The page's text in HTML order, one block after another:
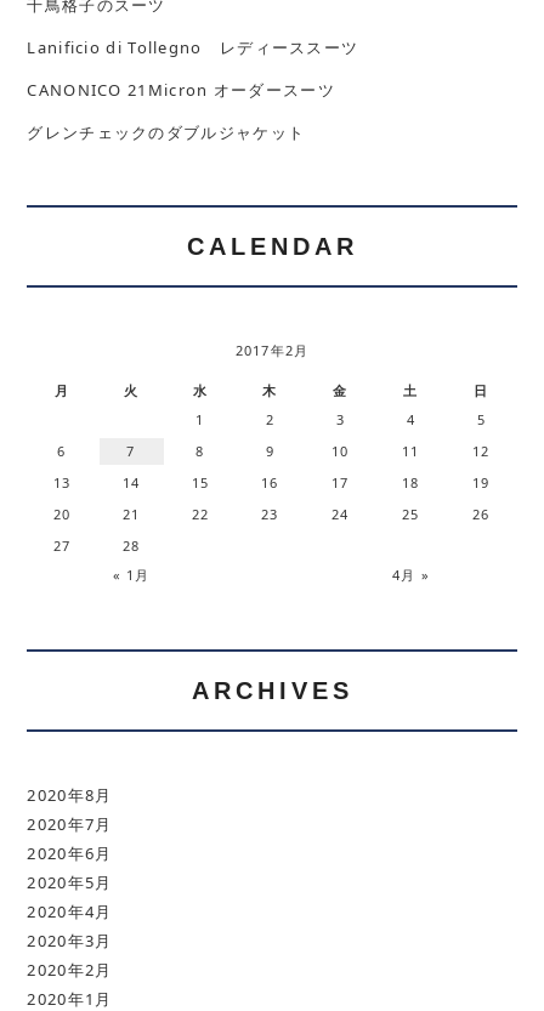
Lanificio di Tollegno レディーススーツ
CANONICO 21Micron オーダースーツ
グレンチェックのダブルジャケット
CALENDAR
2017年2月
月 火 水 木 金 土 日
« 1月 4月 »
1 2 3 4
5
6
7 8 9 10 11
12
13
14 15 16 17 18
19
20
21 22 23 24 25
26
27
28
ARCHIVES
2020年8月
2020年7月
2020年6月
2020年5月
2020年4月
2020年3月
2020年2月
2020年1月